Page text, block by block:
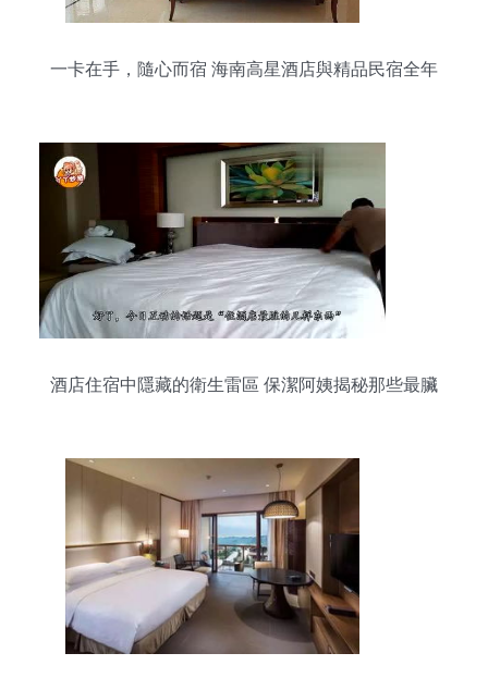
一卡在手，隨心而宿 海南高星酒店與精品民宿全年
酒店住宿中隱藏的衛生雷區 保潔阿姨揭秘那些最臟